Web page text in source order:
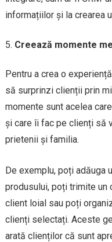
informațiilor și la crearea
Creează momente
Pentru a crea o
să surprinzi clienții prin
momente sunt acelea
și care îi fac pe clienți să
prietenii și familia.
De exemplu, poți adăuga
produsului, poți trimite un
client loial sau poți
clienți selectați. Aceste
arată clienților că sunt